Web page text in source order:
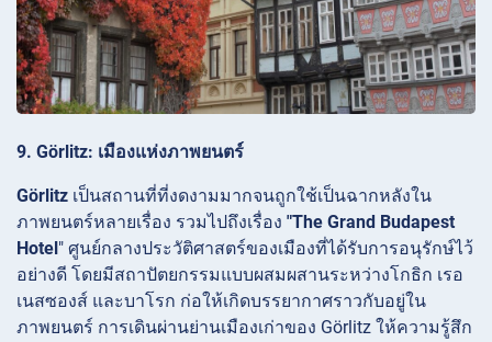
9. Görlitz: เมืองแห่งภาพยนตร์
Görlitz เป็นสถานที่ที่งดงามมากจนถูกใช้เป็นฉากหลังใน
ภาพยนตร์หลายเรื่อง รวมไปถึงเรื่อง "The Grand Budapest
Hotel" ศูนย์กลางประวัติศาสตร์ของเมืองที่ได้รับการอนุรักษ์ไว้
อย่างดี โดยมีสถาปัตยกรรมแบบผสมผสานระหว่างโกธิก เรอ
เนสซองส์ และบาโรก ก่อให้เกิดบรรยากาศราวกับอยู่ใน
ภาพยนตร์ การเดินผ่านย่านเมืองเก่าของ Görlitz ให้ความรู้สึก